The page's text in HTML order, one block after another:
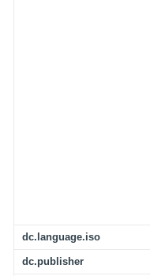
dc.language.iso
dc.publisher